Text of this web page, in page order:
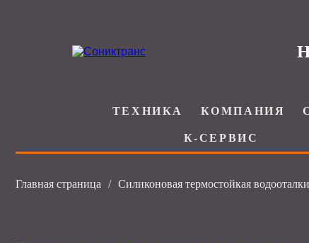
ТЕХНИКА КОМПАНИЯ
К-СЕРВИС
Главная страница / Силиконовая термостойкая